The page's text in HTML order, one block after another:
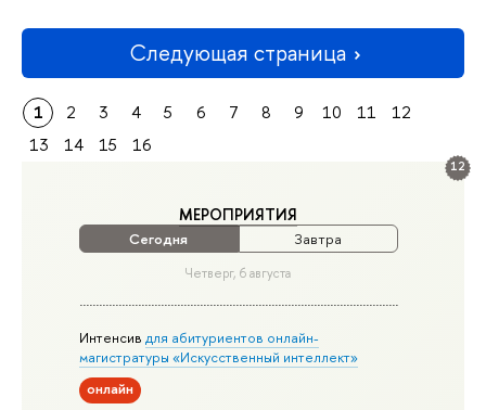
12
МЕРОПРИЯТИЯ
Сегодня Завтра
Четверг, 6 августа
Интенсивдля абитуриентов онлайн-
магистратуры «Искусственный интеллект»
онлайн
Следующая страница
1 2 3 4 5 6 7 8 9 10 11
12
13
14 15 16